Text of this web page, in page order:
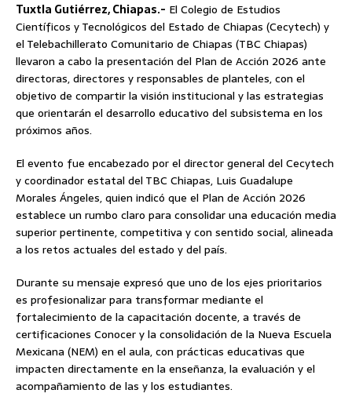
Tuxtla Gutiérrez, Chiapas.- El Colegio de Estudios
Científicos y Tecnológicos del Estado de Chiapas (Cecytech) y
el Telebachillerato Comunitario de Chiapas (TBC Chiapas)
llevaron a cabo la presentación del Plan de Acción 2026 ante
directoras, directores y responsables de planteles, con el
objetivo de compartir la visión institucional y las estrategias
que orientarán el desarrollo educativo del subsistema en los
próximos años.
El evento fue encabezado por el director general del Cecytech
y coordinador estatal del TBC Chiapas, Luis Guadalupe
Morales Ángeles, quien indicó que el Plan de Acción 2026
establece un rumbo claro para consolidar una educación media
superior pertinente, competitiva y con sentido social, alineada
a los retos actuales del estado y del país.
Durante su mensaje expresó que uno de los ejes prioritarios
es profesionalizar para transformar mediante el
fortalecimiento de la capacitación docente, a través de
certificaciones Conocer y la consolidación de la Nueva Escuela
Mexicana (NEM) en el aula, con prácticas educativas que
impacten directamente en la enseñanza, la evaluación y el
acompañamiento de las y los estudiantes.